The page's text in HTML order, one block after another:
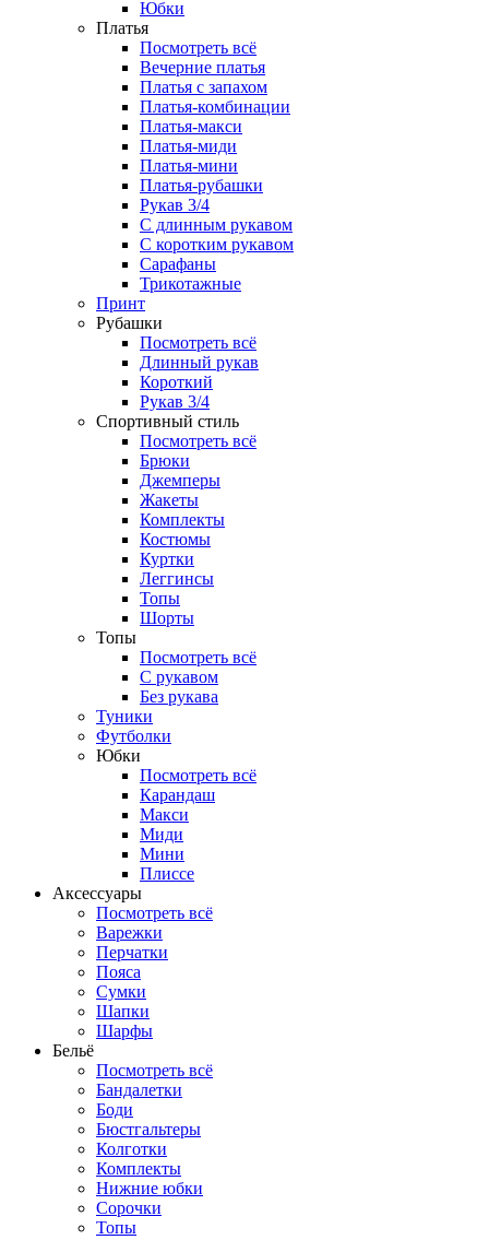
Юбки
Платья
Посмотреть всё
Вечерние платья
Платья с запахом
Платья-комбинации
Платья-макси
Платья-миди
Платья-мини
Платья-рубашки
Рукав 3/4
С длинным рукавом
С коротким рукавом
Сарафаны
Трикотажные
Принт
Рубашки
Посмотреть всё
Длинный рукав
Короткий
Рукав 3/4
Спортивный стиль
Посмотреть всё
Брюки
Джемперы
Жакеты
Комплекты
Костюмы
Куртки
Леггинсы
Топы
Шорты
Топы
Посмотреть всё
C рукавом
Без рукава
Туники
Футболки
Юбки
Посмотреть всё
Карандаш
Макси
Миди
Мини
Плиссе
Аксессуары
Посмотреть всё
Варежки
Перчатки
Пояса
Сумки
Шапки
Шарфы
Бельё
Посмотреть всё
Бандалетки
Боди
Бюстгальтеры
Колготки
Комплекты
Нижние юбки
Сорочки
Топы